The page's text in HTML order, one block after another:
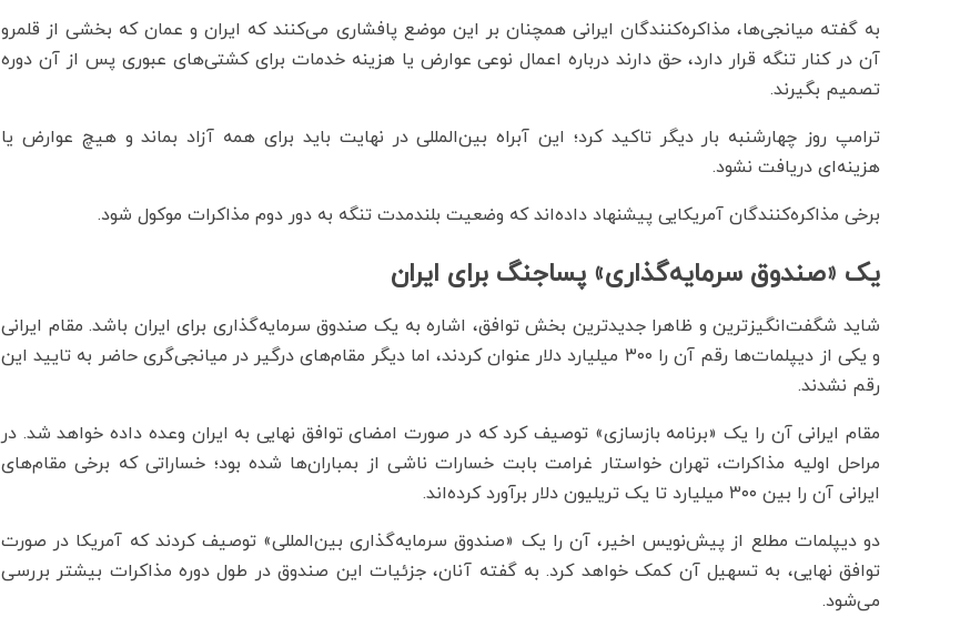
به گفته میانجی‌ها، مذاکره‌کنندگان ایرانی همچنان بر این موضع پافشاری می‌کنند که ایران و عمان که بخشی از قلمرو
آن در کنار تنگه قرار دارد، حق دارند درباره اعمال نوعی عوارض یا هزینه خدمات برای کشتی‌های عبوری پس از آن دوره
تصمیم بگیرند.
ترامپ روز چهارشنبه بار دیگر تاکید کرد؛ این آبراه بین‌المللی در نهایت باید برای همه آزاد بماند و هیچ عوارض یا
هزینه‌ای دریافت نشود.
برخی مذاکره‌کنندگان آمریکایی پیشنهاد داده‌اند که وضعیت بلندمدت تنگه به دور دوم مذاکرات موکول شود.
یک «صندوق سرمایه‌گذاری» پساجنگ برای ایران
شاید شگفت‌انگیزترین و ظاهرا جدیدترین بخش توافق، اشاره به یک صندوق سرمایه‌گذاری برای ایران باشد. مقام ایرانی
و یکی از دیپلمات‌ها رقم آن را ۳۰۰ میلیارد دلار عنوان کردند، اما دیگر مقام‌های درگیر در میانجی‌گری حاضر به تایید این
رقم نشدند.
مقام ایرانی آن را یک «برنامه بازسازی» توصیف کرد که در صورت امضای توافق نهایی به ایران وعده داده خواهد شد. در
مراحل اولیه مذاکرات، تهران خواستار غرامت بابت خسارات ناشی از بمباران‌ها شده بود؛ خساراتی که برخی مقام‌های
ایرانی آن را بین ۳۰۰ میلیارد تا یک تریلیون دلار برآورد کرده‌اند.
دو دیپلمات مطلع از پیش‌نویس اخیر، آن را یک «صندوق سرمایه‌گذاری بین‌المللی» توصیف کردند که آمریکا در صورت
توافق نهایی، به تسهیل آن کمک خواهد کرد. به گفته آنان، جزئیات این صندوق در طول دوره مذاکرات بیشتر بررسی
می‌شود.